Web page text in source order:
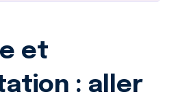
et
: aller